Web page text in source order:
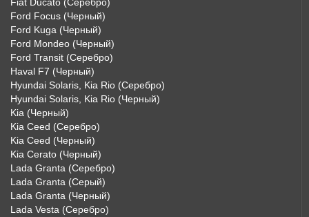
Ford Focus (Черный)
Ford Kuga (Черный)
Ford Mondeo (Черный)
Ford Transit (Серебро)
Haval F7 (Черный)
Hyundai Solaris, Kia Rio (Серебро)
Hyundai Solaris, Kia Rio (Черный)
Kia (Черный)
Kia Ceed (Серебро)
Kia Ceed (Черный)
Kia Cerato (Черный)
Lada Granta (Серебро)
Lada Granta (Серый)
Lada Granta (Черный)
Lada Vesta (Серебро)